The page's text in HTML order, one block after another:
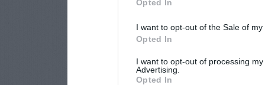
Opted In
I want to opt-out of the Sale of
Opted In
I want to opt-out of processing
Advertising.
Opted In